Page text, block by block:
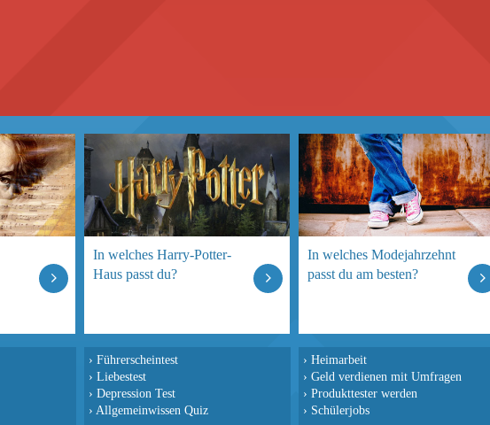
In welches Harry-Potter-
Haus passt du?
In welches Modejahrzehnt
passt du am besten?
› Führerscheintest
› Liebestest
› Depression Test
› Allgemeinwissen Quiz
› Heimarbeit
› Geld verdienen mit Umfragen
› Produkttester werden
› Schülerjobs